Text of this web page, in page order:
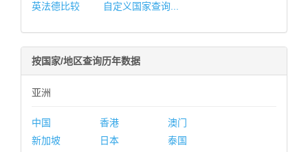
英法德比较
自定义国家查询...
按国家/地区查询历年数据
亚洲
中国 香港
澳门
新加坡
日本
泰国